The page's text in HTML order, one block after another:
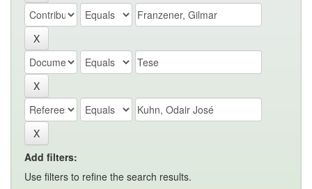
Add filters:
Use filters to refine the search results.